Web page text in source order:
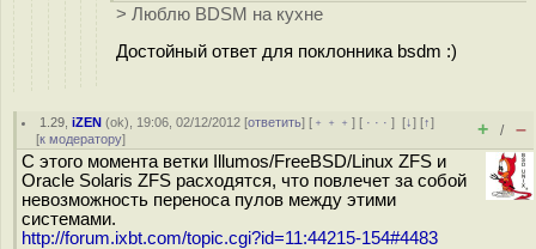
> Люблю BDSM на кухне
Достойный ответ для поклонника bsdm :)
1.29 ,iZEN (ok), 19:06, 02/12/2012 [ответить] [ ﹢﹢﹢] [ · · ·][↓] [↑]
[к модератору] + / –
С этого момента ветки Illumos/FreeBSD/Linux ZFS и
Oracle Solaris ZFS расходятся, что повлечет за собой
невозможность переноса пулов между этими
системами.
http://forum.ixbt.com/topic.cgi?id=11:44215-154#4483